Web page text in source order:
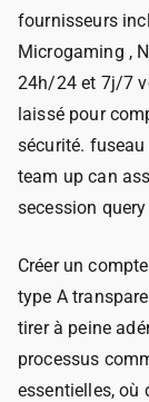
fournisseurs
Microgaming ,
24h/24 et 7j/7
laissé pour
sécurité.
team up can
secession query
Créer un
type A
tirer à peine
processus
essentielles, où